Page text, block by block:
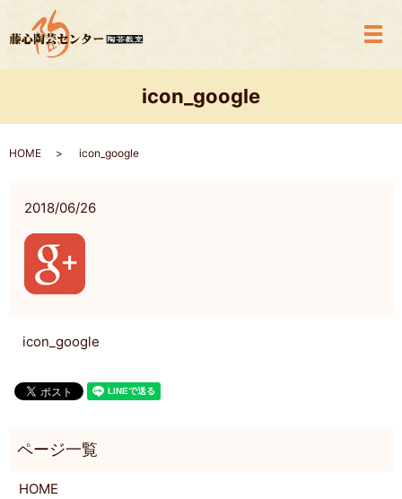
メ
icon_google
HOME icon_google
2018/06/26
icon_google
HOME